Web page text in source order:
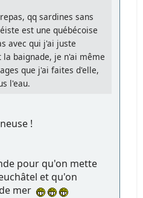
qq sardines sans
est une québécoise
avec qui j'ai juste
baignade, je n'ai même
que j'ai faites d'elle,
l'eau.
!
pour qu'on mette
et qu'on
mer